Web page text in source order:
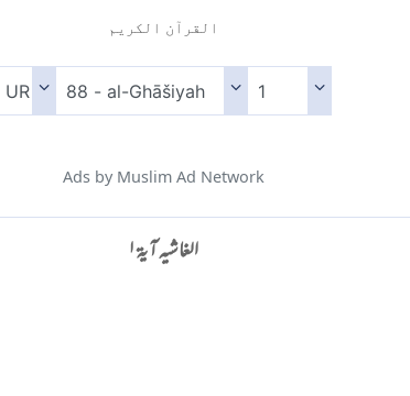
القرآن الكريم
Ads by Muslim Ad Network
الغاشیہ آية ۱